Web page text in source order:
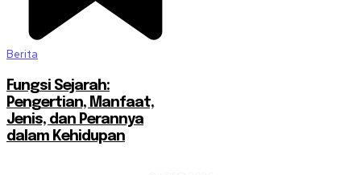
Berita
Fungsi Sejarah:
Pengertian, Manfaat,
Jenis, dan Perannya
dalam Kehidupan